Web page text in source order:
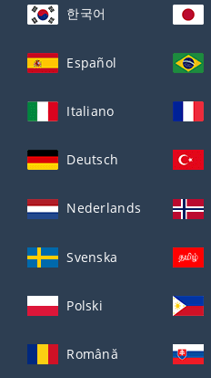
한국어
Español
Italiano
Deutsch
Nederlands
Svenska
Polski
Română